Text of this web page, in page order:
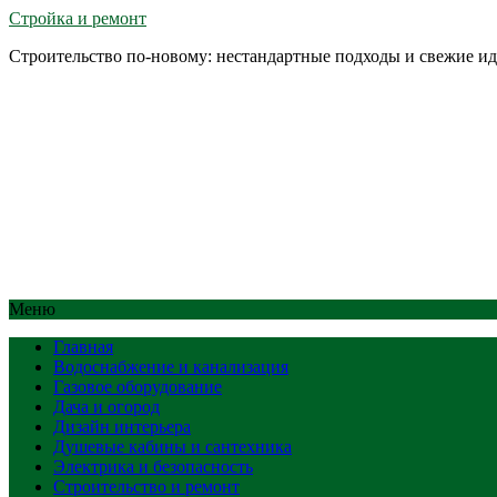
Стройка и ремонт
Строительство по-новому: нестандартные подходы и свежие
Меню
Главная
Водоснабжение и канализация
Газовое оборудование
Дача и огород
Дизайн интерьера
Душевые кабины и сантехника
Электрика и безопасность
Строительство и ремонт